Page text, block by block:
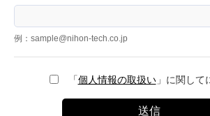
例：sample@nihon-tech.co.jp
「個人情報の取扱い」に関して